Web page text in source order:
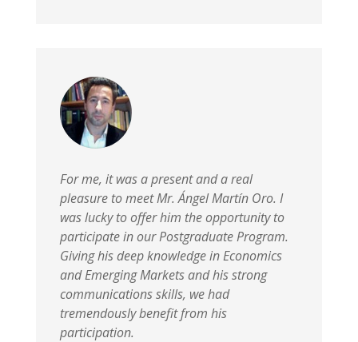
For me, it was a present and a real
pleasure to meet Mr. Ángel Martín Oro. I
was lucky to offer him the opportunity to
participate in our Postgraduate Program.
Giving his deep knowledge in Economics
and Emerging Markets and his strong
communications skills, we had
tremendously benefit from his
participation.